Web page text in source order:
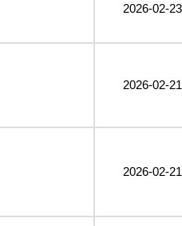
2026-02-23
2026-02-21
2026-02-21